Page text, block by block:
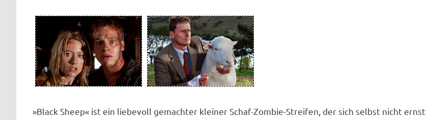
»Black Sheep« ist ein liebevoll gemachter kleiner Schaf-Zombie-Streifen, der sich selbst nicht ernst